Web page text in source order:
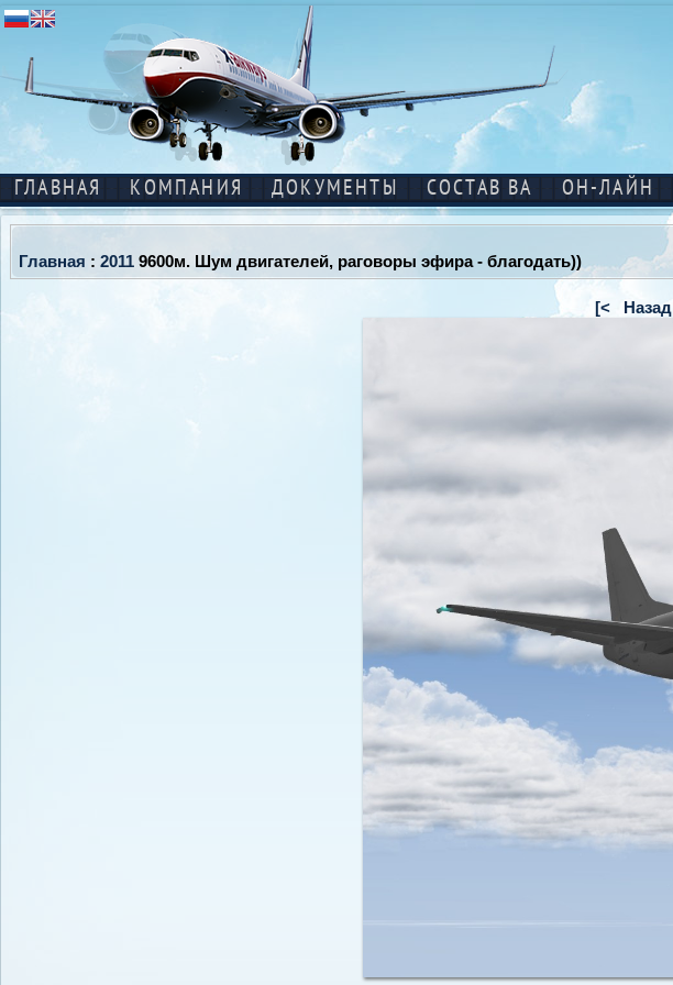
ГЛАВНАЯ КОМПАНИЯ ДОКУМЕНТЫ СОСТАВ ВА ОН-ЛАЙН
Главная : 2011 9600м. Шум двигателей, раговоры эфира - благодать))
[< Назад